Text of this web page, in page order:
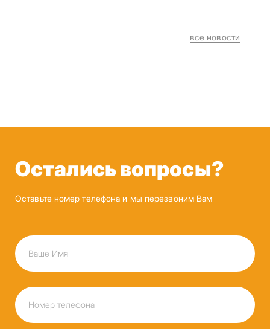
все новости
Остались вопросы?
Оставьте номер телефона и мы перезвоним Вам